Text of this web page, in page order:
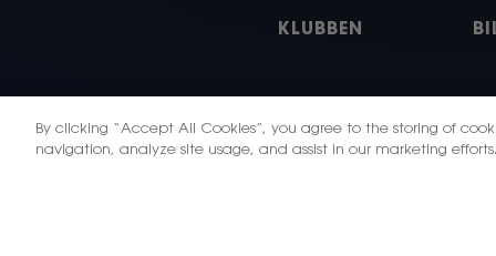
KLUBBEN
X Instagram
By clicking “Accept All Cookies”, you agree to the storing of
navigation, analyze site usage, and assist in our marketing efforts.